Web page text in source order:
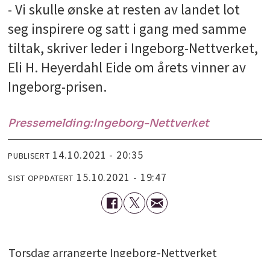
- Vi skulle ønske at resten av landet lot
seg inspirere og satt i gang med samme
tiltak, skriver leder i Ingeborg-Nettverket,
Eli H. Heyerdahl Eide om årets vinner av
Ingeborg-prisen.
Pressemelding:Ingeborg-Nettverket
PUBLISERT 14.10.2021 - 20:35
SIST OPPDATERT 15.10.2021 - 19:47
Torsdag arrangerte Ingeborg-Nettverket